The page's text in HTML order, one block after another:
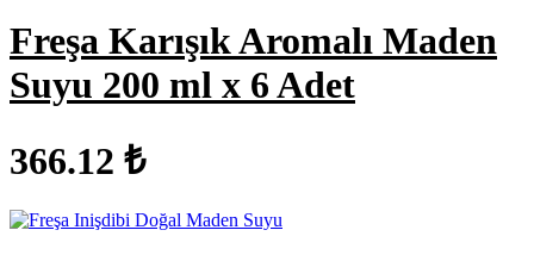
Freşa Karışık Aromalı Maden
Suyu 200 ml x 6 Adet
366.12 ₺